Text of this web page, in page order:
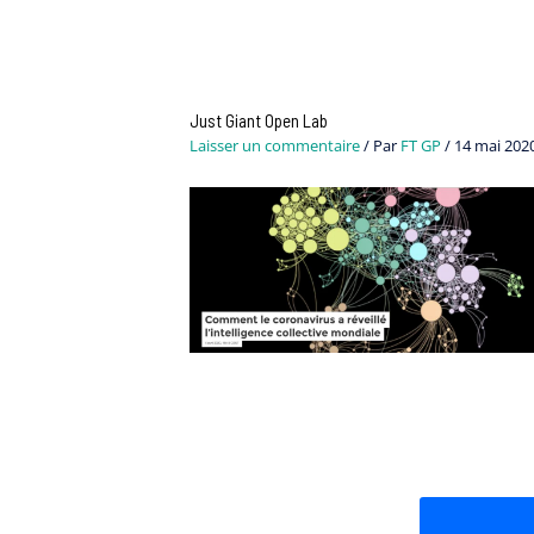
Just Giant Open Lab
Laisser un commentaire/ Par FT GP / 14 mai